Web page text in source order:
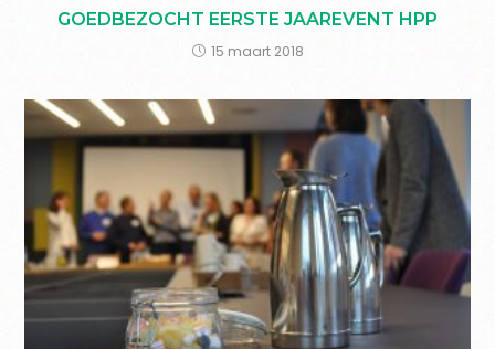
GOEDBEZOCHT EERSTE JAAREVENT HPP
15 maart 2018